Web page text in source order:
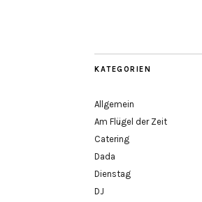
KATEGORIEN
Allgemein
Am Flügel der Zeit
Catering
Dada
Dienstag
DJ